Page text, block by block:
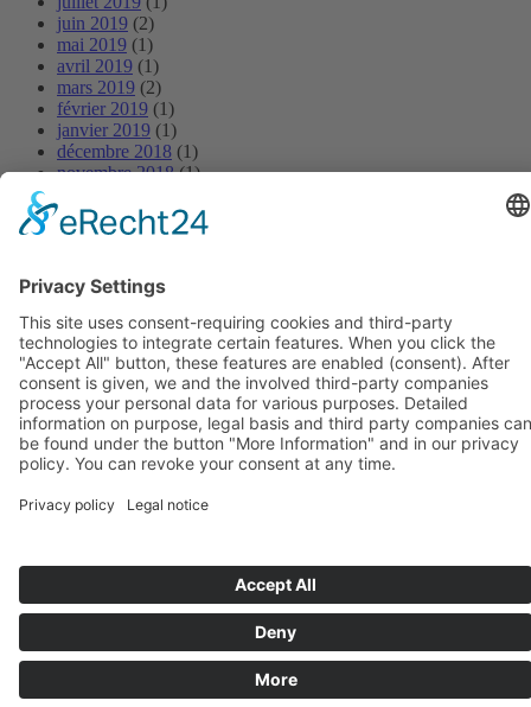
juin 2019 (2)
mai 2019 (1)
avril 2019 (1)
mars 2019 (2)
février 2019 (1)
janvier 2019 (1)
décembre 2018 (1)
novembre 2018(1)
septembre 2018(1)
août 2018(1)
juin 2018(1)
mai 2018
(1)
avril 2018(1)
mars 2018(1)
février 2018(1)
janvier 2018 (1)
Systèmes d’assise de BIOSWING
Systèmes thérapeutiques de BIOSWING
Systèmes d’entraînement de BIOSWING
Mentions légales